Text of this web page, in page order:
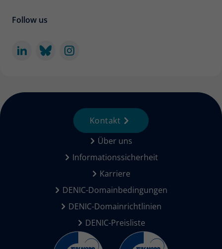
Follow us
Über uns
Informationssicherheit
Karriere
DENIC-Domainbedingungen
DENIC-Domainrichtlinien
DENIC-Preisliste
Kontakt